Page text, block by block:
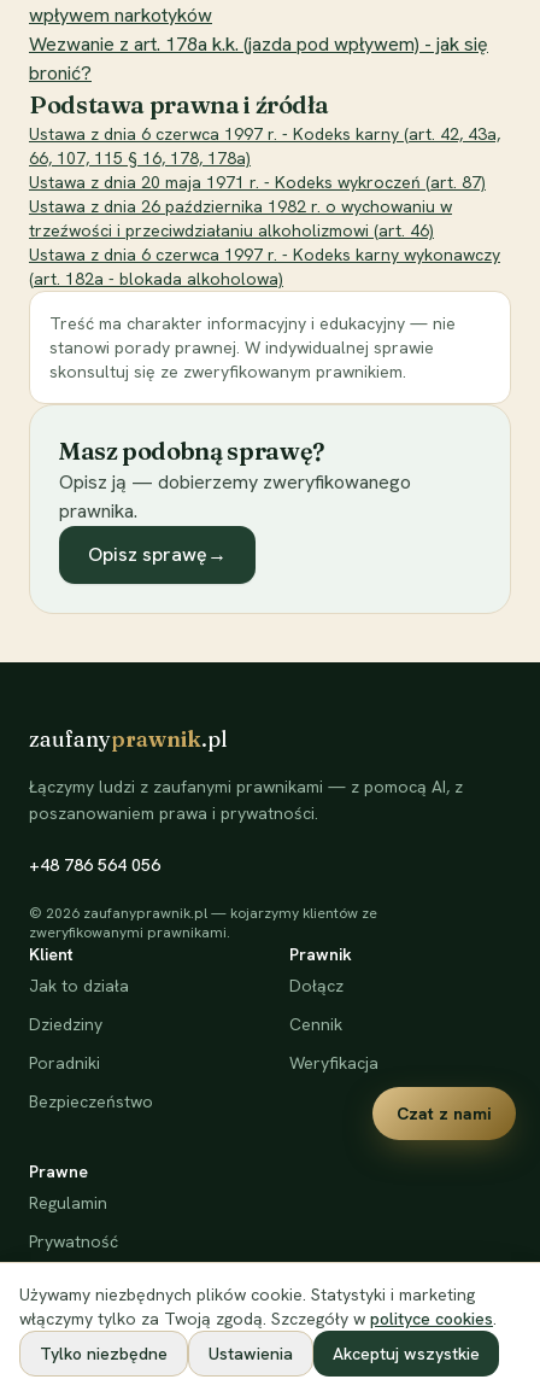
wpływem narkotyków
Wezwanie z art. 178a k.k. (jazda pod wpływem) - jak się
bronić?
Podstawa prawna i źródła
Ustawa z dnia 6 czerwca 1997 r. - Kodeks karny (art. 42, 43a,
66, 107, 115 § 16, 178, 178a)
Ustawa z dnia 20 maja 1971 r. - Kodeks wykroczeń (art. 87)
Ustawa z dnia 26 października 1982 r. o wychowaniu w
trzeźwości i przeciwdziałaniu alkoholizmowi (art. 46)
Ustawa z dnia 6 czerwca 1997 r. - Kodeks karny wykonawczy
(art. 182a - blokada alkoholowa)
Treść ma charakter informacyjny i edukacyjny — nie
stanowi porady prawnej. W indywidualnej sprawie
skonsultuj się ze zweryfikowanym prawnikiem.
Masz podobną sprawę?
Opisz ją — dobierzemy zweryfikowanego
prawnika.
Opisz sprawę→
zaufanyprawnik.pl
Łączymy ludzi z zaufanymi prawnikami — z pomocą AI, z
poszanowaniem prawa i prywatności.
+48 786 564 056
© 2026 zaufanyprawnik.pl — kojarzymy klientów ze
zweryfikowanymi prawnikami.
Klient
Jak to działa
Dziedziny
Poradniki
Bezpieczeństwo
Prawnik
Dołącz
Cennik
Weryfikacja
Prawne
Regulamin
Prywatność
Deklaracja dostępności
Czat z nami
Używamy niezbędnych plików cookie. Statystyki i marketing
włączymy tylko za Twoją zgodą. Szczegóły w polityce cookies.
Tylko niezbędne
Ustawienia Akceptuj wszystkie